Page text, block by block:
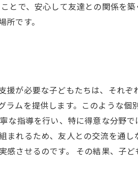
とで、安心して友達との関係を築
です。
援が必要な子どもたちは、それぞ
ムを提供します。このような個
な指導を行い、特に得意な分野で
まれるため、友人との交流を通し
させるのです。 その結果、子